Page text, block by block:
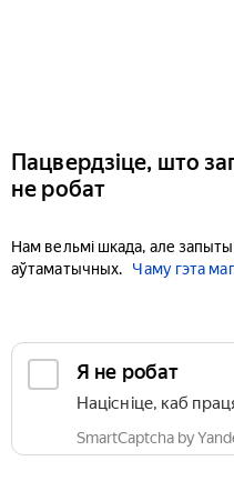
Пацвердзіце, што
не робат
Нам вельмі шкада, але
аўтаматычных.
Чаму гэта
Я не робат
Націсніце, каб
SmartCaptcha by